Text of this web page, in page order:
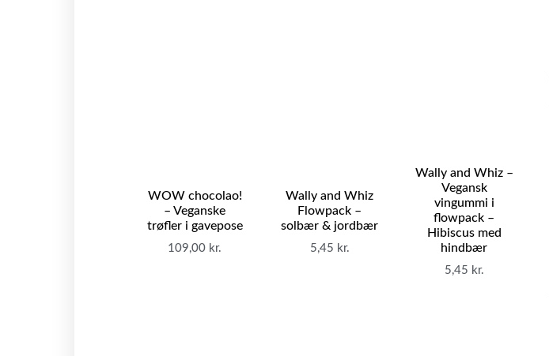
WOW chocolao!
– Veganske
trøfler i gavepose
109,00 kr.
Wally and Whiz
Flowpack –
solbær & jordbær
5,45 kr.
Wally and Whiz –
Vegansk
vingummi i
flowpack –
Hibiscus med
hindbær
5,45 kr.